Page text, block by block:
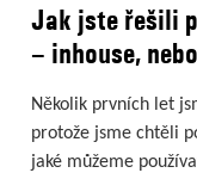
Jak jste řešili
– inhouse,
Několik prvních let
protože jsme chtěli
jaké můžeme